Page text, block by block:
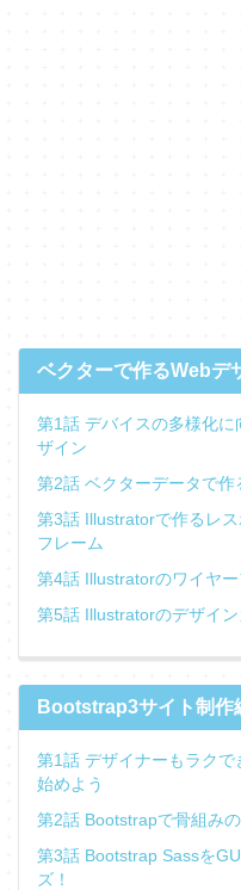
ベクターで作るWebデ
第1話 デバイスの多様化
ザイン
第2話 ベクターデータで
第3話 Illustratorで作るレ
フレーム
第4話 Illustratorのワイヤ
第5話 Illustratorのデザイ
Bootstrap3サイト制作
第1話 デザイナーもラク
始めよう
第2話 Bootstrapで骨組み
第3話 Bootstrap Sassを
ズ！